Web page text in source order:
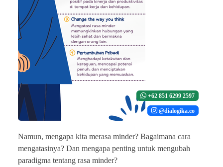
+62 851 6299 2597
@dialogika.co
Namun, mengapa kita merasa minder? Bagaimana cara
mengatasinya? Dan mengapa penting untuk mengubah
paradigma tentang rasa minder?